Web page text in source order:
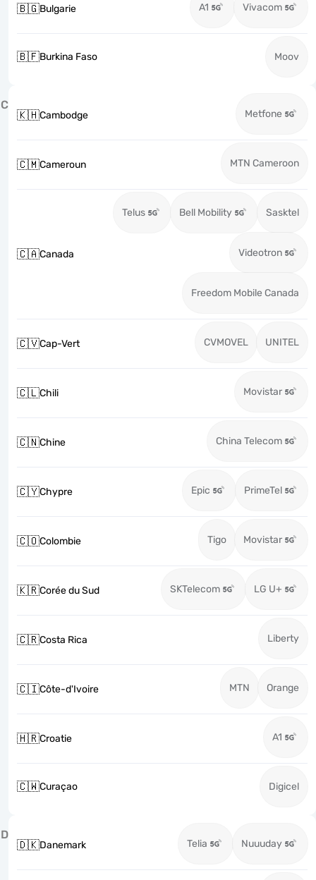
🇧🇬Bulgarie A1 Vivacom
🇧🇫Burkina Faso Moov
C
🇰🇭Cambodge Metfone
🇨🇲Cameroun MTN Cameroon
🇨🇦Canada
Telus Bell Mobility Sasktel
Videotron
Freedom Mobile Canada
🇨🇻Cap-Vert CVMOVEL UNITEL
🇨🇱Chili Movistar
🇨🇳Chine China Telecom
🇨🇾Chypre Epic PrimeTel
🇨🇴Colombie Tigo Movistar
🇰🇷Corée du Sud SKTelecom LG U+
🇨🇷Costa Rica Liberty
🇨🇮Côte-d'Ivoire MTN Orange
🇭🇷Croatie A1
🇨🇼Curaçao Digicel
D
🇩🇰Danemark Telia Nuuuday